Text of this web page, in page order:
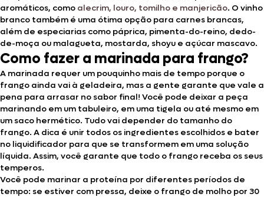
aromáticos, como alecrim, louro, tomilho e manjericão. O vinho
branco também é uma ótima opção para carnes brancas,
além de especiarias como páprica, pimenta-do-reino, dedo-
de-moça ou malagueta, mostarda, shoyu e açúcar mascavo.
Como fazer a marinada para frango?
A marinada requer um pouquinho mais de tempo porque o
frango ainda vai à geladeira, mas a gente garante que vale a
pena para arrasar no sabor final! Você pode deixar a peça
marinando em um tabuleiro, em uma tigela ou até mesmo em
um saco hermético. Tudo vai depender do tamanho do
frango. A dica é unir todos os ingredientes escolhidos e bater
no liquidificador para que se transformem em uma solução
líquida. Assim, você garante que todo o frango receba os seus
temperos.
Você pode marinar a proteína por diferentes períodos de
tempo: se estiver com pressa, deixe o frango de molho por 30